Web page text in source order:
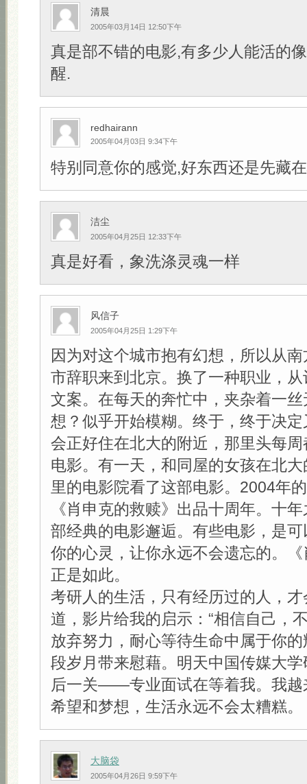
清晨
2005年03月14日 12:50下午
真是部不错的电影,有多少人能活的
醒.
redhairann
2005年04月03日 9:34下午
特别同意你的感觉,好东西还是先藏
洁尘
2005年04月25日 12:33下午
真是好看，象洗涤灵魂一样
风信子
2005年04月25日 1:29下午
因为对这个城市抱有幻想，所以从
市辞职来到北京。换了一种职业，
文案。在每天的奔忙中，夹杂着一
想？似乎开始模糊。终于，终于决
会正好住在北大的附近，那里头每
电影。有一天，和同屋的女孩在北
里的电影院看了这部电影。2004年
《肖申克的救赎》出品十周年。十
部经典的电影邂逅。有些电影，是
你的心灵，让你永远不会遗忘的。
正是如此。
考研人的生活，只有经历过的人，
道，影片给我的启示：“相信自己，
放弃努力，耐心等待生命中属于你的
段岁月带来慰藉。明天中国传媒大
后一关——专业面试在等着我。我越
希望和梦想，生活永远不会太糟糕。
大脑袋
2005年04月26日 9:59下午